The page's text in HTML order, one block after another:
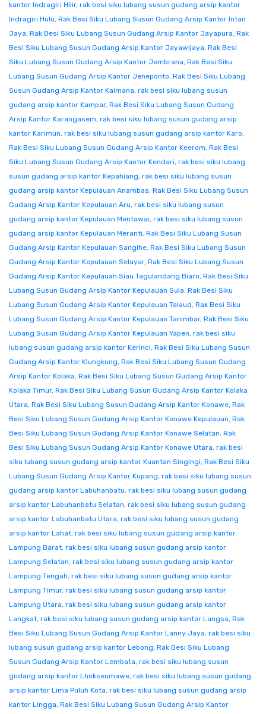
kantor Indragiri Hilir, rak besi siku lubang susun gudang arsip kantor
Indragiri Hulu, Rak Besi Siku Lubang Susun Gudang Arsip Kantor Intan
Jaya, Rak Besi Siku Lubang Susun Gudang Arsip Kantor Jayapura, Rak
Besi Siku Lubang Susun Gudang Arsip Kantor Jayawijaya, Rak Besi
Siku Lubang Susun Gudang Arsip Kantor Jembrana, Rak Besi Siku
Lubang Susun Gudang Arsip Kantor Jeneponto, Rak Besi Siku Lubang
Susun Gudang Arsip Kantor Kaimana, rak besi siku lubang susun
gudang arsip kantor Kampar, Rak Besi Siku Lubang Susun Gudang
Arsip Kantor Karangasem, rak besi siku lubang susun gudang arsip
kantor Karimun, rak besi siku lubang susun gudang arsip kantor Karo,
Rak Besi Siku Lubang Susun Gudang Arsip Kantor Keerom, Rak Besi
Siku Lubang Susun Gudang Arsip Kantor Kendari, rak besi siku lubang
susun gudang arsip kantor Kepahiang, rak besi siku lubang susun
gudang arsip kantor Kepulauan Anambas, Rak Besi Siku Lubang Susun
Gudang Arsip Kantor Kepulauan Aru, rak besi siku lubang susun
gudang arsip kantor Kepulauan Mentawai, rak besi siku lubang susun
gudang arsip kantor Kepulauan Meranti, Rak Besi Siku Lubang Susun
Gudang Arsip Kantor Kepulauan Sangihe, Rak Besi Siku Lubang Susun
Gudang Arsip Kantor Kepulauan Selayar, Rak Besi Siku Lubang Susun
Gudang Arsip Kantor Kepulauan Siau Tagulandang Biaro, Rak Besi Siku
Lubang Susun Gudang Arsip Kantor Kepulauan Sula, Rak Besi Siku
Lubang Susun Gudang Arsip Kantor Kepulauan Talaud, Rak Besi Siku
Lubang Susun Gudang Arsip Kantor Kepulauan Tanimbar, Rak Besi Siku
Lubang Susun Gudang Arsip Kantor Kepulauan Yapen, rak besi siku
lubang susun gudang arsip kantor Kerinci, Rak Besi Siku Lubang Susun
Gudang Arsip Kantor Klungkung, Rak Besi Siku Lubang Susun Gudang
Arsip Kantor Kolaka, Rak Besi Siku Lubang Susun Gudang Arsip Kantor
Kolaka Timur, Rak Besi Siku Lubang Susun Gudang Arsip Kantor Kolaka
Utara, Rak Besi Siku Lubang Susun Gudang Arsip Kantor Konawe, Rak
Besi Siku Lubang Susun Gudang Arsip Kantor Konawe Kepulauan, Rak
Besi Siku Lubang Susun Gudang Arsip Kantor Konawe Selatan, Rak
Besi Siku Lubang Susun Gudang Arsip Kantor Konawe Utara, rak besi
siku lubang susun gudang arsip kantor Kuantan Singingi, Rak Besi Siku
Lubang Susun Gudang Arsip Kantor Kupang, rak besi siku lubang susun
gudang arsip kantor Labuhanbatu, rak besi siku lubang susun gudang
arsip kantor Labuhanbatu Selatan, rak besi siku lubang susun gudang
arsip kantor Labuhanbatu Utara, rak besi siku lubang susun gudang
arsip kantor Lahat, rak besi siku lubang susun gudang arsip kantor
Lampung Barat, rak besi siku lubang susun gudang arsip kantor
Lampung Selatan, rak besi siku lubang susun gudang arsip kantor
Lampung Tengah, rak besi siku lubang susun gudang arsip kantor
Lampung Timur, rak besi siku lubang susun gudang arsip kantor
Lampung Utara, rak besi siku lubang susun gudang arsip kantor
Langkat, rak besi siku lubang susun gudang arsip kantor Langsa, Rak
Besi Siku Lubang Susun Gudang Arsip Kantor Lanny Jaya, rak besi siku
lubang susun gudang arsip kantor Lebong, Rak Besi Siku Lubang
Susun Gudang Arsip Kantor Lembata, rak besi siku lubang susun
gudang arsip kantor Lhokseumawe, rak besi siku lubang susun gudang
arsip kantor Lima Puluh Kota, rak besi siku lubang susun gudang arsip
kantor Lingga, Rak Besi Siku Lubang Susun Gudang Arsip Kantor